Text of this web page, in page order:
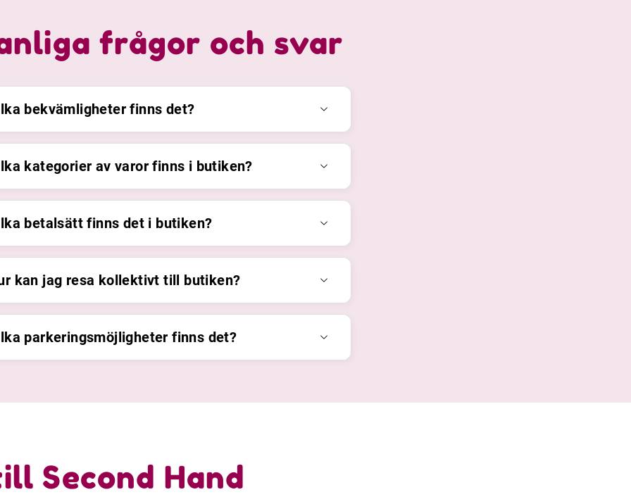
frågor och svar
bekvämligheter finns det?
kategorier av varor finns i butiken?
betalsätt finns det i butiken?
kan jag resa kollektivt till butiken?
parkeringsmöjligheter finns det?
Second Hand